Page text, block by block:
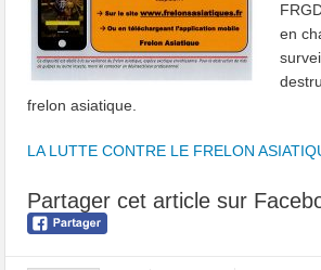
en
frelon asiatique.
LA LUTTE CONTRE LE FRELON
Partager cet article sur